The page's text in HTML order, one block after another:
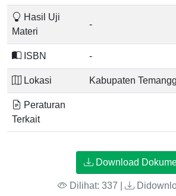
Hasil Uji
Materi
-
ISBN -
Lokasi Kabupaten
Peraturan
Terkait
Download
Dilihat: 337 |